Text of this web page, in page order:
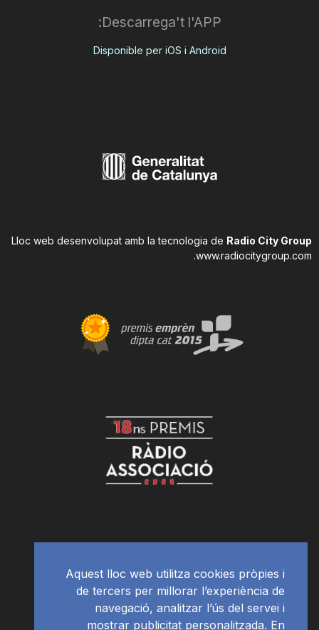
Descarrega't l'APP:
Disponible per iOS i Android
Lloc web desenvolupat amb la tecnologia de Radio City Group
www.radiocitygroup.com
.
Aquest lloc web utilitza cookies pròpies i
de tercers per millorar l’experiència de
navegació, analitzar l’ús del servei i
mostrar publicitat personalitzada. En